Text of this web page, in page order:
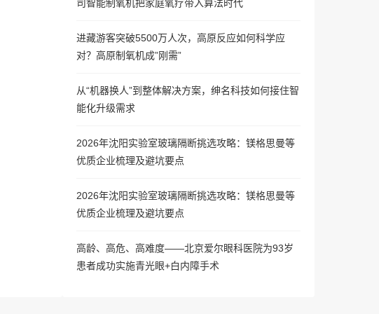
司智能制氧机把家庭氧疗带入算法时代
进藏游客突破5500万人次，高原反应如何科学应
对？高原制氧机成”刚需”
从“机器换人”到整体解决方案，绅名科技如何接住智
能化升级需求
2026年沈阳实验室玻璃隔断挑选攻略：镁格思曼等
优质企业梳理及避坑要点
2026年沈阳实验室玻璃隔断挑选攻略：镁格思曼等
优质企业梳理及避坑要点
高龄、高危、高难度——北京爱尔眼科医院为93岁
患者成功实施青光眼+白内障手术